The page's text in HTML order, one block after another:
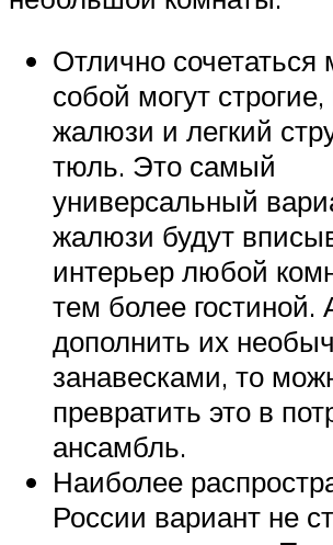
Отлично сочетаться
собой могут
жалюзи и легкий
тюль. Это самый
универсальный
жалюзи будут
интерьер любой
тем более гостиной.
дополнить их
занавесками, то
превратить это в
ансамбль.
Наиболее
России вариант не